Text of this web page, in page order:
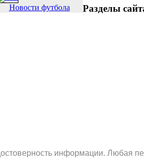
Новости футбола Разделы
информации. Любая